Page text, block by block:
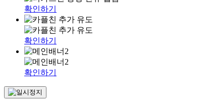
확인하기
확인하기
확인하기